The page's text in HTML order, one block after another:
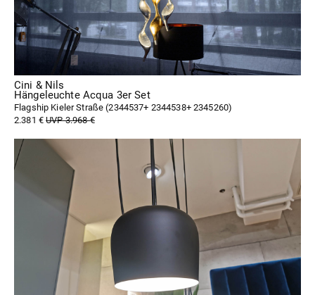
Cini & Nils
Hängeleuchte Acqua 3er Set
Flagship Kieler Straße (2344537+ 2344538+ 2345260)
2.381 €UVP 3.968 €